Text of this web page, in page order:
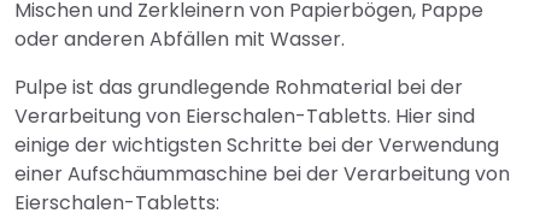
Mischen und Zerkleinern von Papierbögen, Pappe
oder anderen Abfällen mit Wasser.
Pulpe ist das grundlegende Rohmaterial bei der
Verarbeitung von Eierschalen-Tabletts. Hier sind
einige der wichtigsten Schritte bei der Verwendung
einer Aufschäummaschine bei der Verarbeitung von
Eierschalen-Tabletts: